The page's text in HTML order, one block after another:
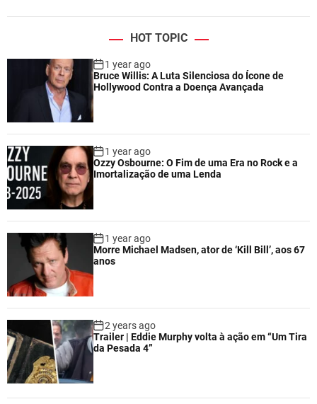
HOT TOPIC
1 year ago
Bruce Willis: A Luta Silenciosa do Ícone de
Hollywood Contra a Doença Avançada
1 year ago
Ozzy Osbourne: O Fim de uma Era no Rock e a
Imortalização de uma Lenda
1 year ago
Morre Michael Madsen, ator de ‘Kill Bill’, aos 67
anos
2 years ago
Trailer | Eddie Murphy volta à ação em “Um Tira
da Pesada 4”